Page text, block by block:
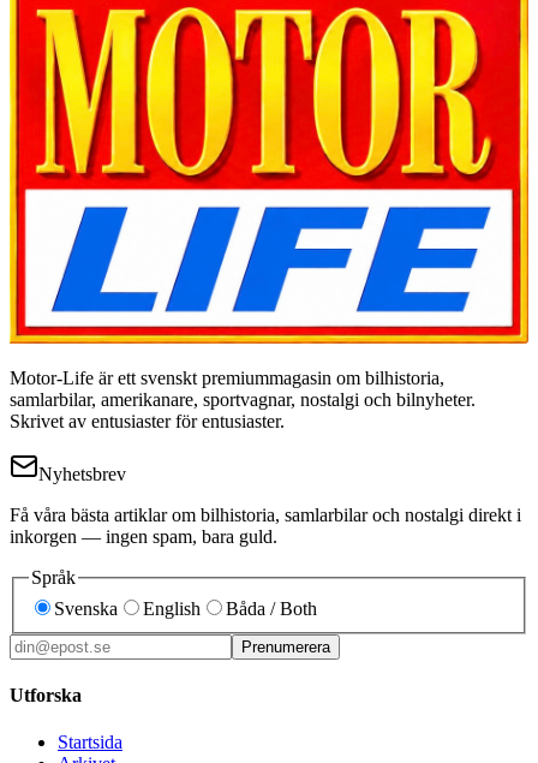
Motor-Life är ett svenskt premiummagasin om bilhistoria,
samlarbilar, amerikanare, sportvagnar, nostalgi och bilnyheter.
Skrivet av entusiaster för entusiaster.
Nyhetsbrev
Få våra bästa artiklar om bilhistoria, samlarbilar och nostalgi direkt i
inkorgen — ingen spam, bara guld.
Språk
Svenska
English Båda / Both
Prenumerera
Utforska
Startsida